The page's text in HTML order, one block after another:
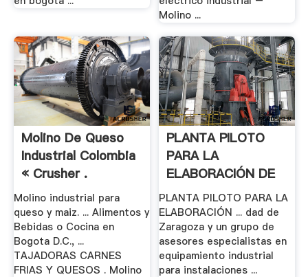
Molino ...
Molino De Queso
Industrial Colombia
« Crusher .
Molino industrial para
queso y maiz. ... Alimentos y
Bebidas o Cocina en
Bogota D.C., ...
TAJADORAS CARNES
FRIAS Y QUESOS . Molino
PLANTA PILOTO
PARA LA
ELABORACIÓN DE
QUESO Y .
PLANTA PILOTO PARA LA
ELABORACIÓN ... dad de
Zaragoza y un grupo de
asesores especialistas en
equipamiento industrial
para instalaciones ...